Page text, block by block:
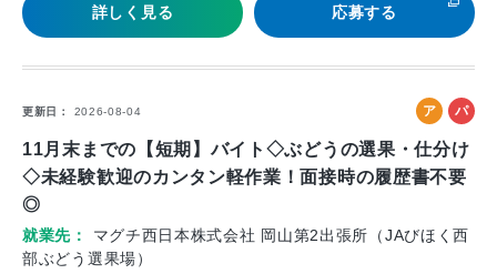
詳しく見る 応募する
更新日 2026-08-04
ア
ル
パ
11月末までの【短期】バイト◇ぶどうの選果・仕分け
◇未経験歓迎のカンタン軽作業！面接時の履歴書不要
◎
就業先
マグチ西日本株式会社 岡山第2出張所（JAびほく西
部ぶどう選果場）